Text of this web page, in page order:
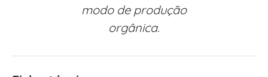
modo de produção
orgânica.